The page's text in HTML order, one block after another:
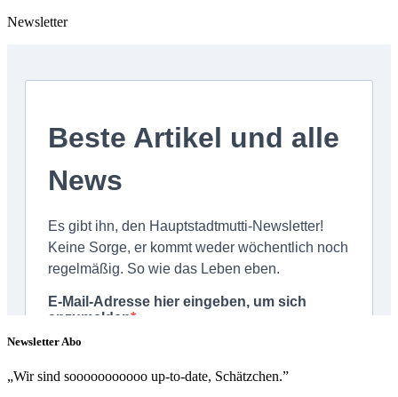
Newsletter
Newsletter Abo
„Wir sind sooooooooooo up-to-date, Schätzchen.”